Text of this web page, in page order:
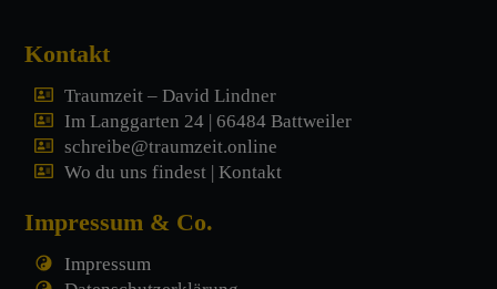
Kontakt
Traumzeit – David Lindner
Im Langgarten 24 | 66484 Battweiler
schreibe@traumzeit.online
Wo du uns findest | Kontakt
Impressum & Co.
Impressum